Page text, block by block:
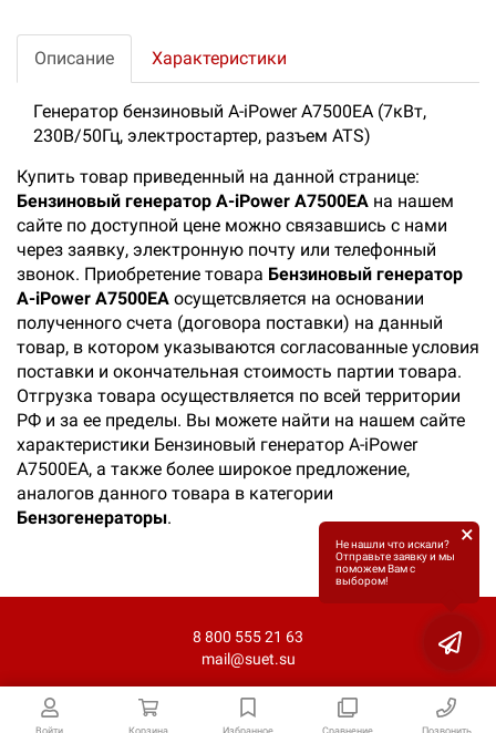
Войти Корзина Избранное Сравнение Позвонить
Описание Характеристики
Генератор бензиновый A-iPower A7500EA (7кВт,
230В/50Гц, электростартер, разъем ATS)
Купить товар приведенный на данной странице:
Бензиновый генератор A-iPower A7500EA на нашем
сайте по доступной цене можно связавшись с нами
через заявку, электронную почту или телефонный
звонок. Приобретение товара Бензиновый генератор
A-iPower A7500EA осущетсвляется на основании
полученного счета (договора поставки) на данный
товар, в котором указываются согласованные условия
поставки и окончательная стоимость партии товара.
Отгрузка товара осуществляется по всей территории
РФ и за ее пределы. Вы можете найти на нашем сайте
характеристики Бензиновый генератор A-iPower
A7500EA, а также более широкое предложение,
аналогов данного товара в категории
Бензогенераторы.
8 800 555 21 63
mail@suet.su
Не нашли что искали?
Отправьте заявку и мы
поможем Вам с
выбором!
×